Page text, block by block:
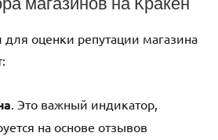
оценки репутации магазина
. Это важный индикатор,
на основе отзывов